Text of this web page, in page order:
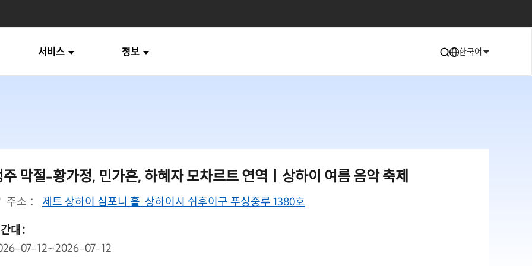
서비스 정보 한국어
주 막절-황가정, 민가흔, 하혜자 모차르트 연역丨상하이 여름 음악 축제
주소 ： 제트 상하이 심포니 홀 상하이시 쉬후이구 푸싱중루 1380호
대：
07-12~2026-07-12